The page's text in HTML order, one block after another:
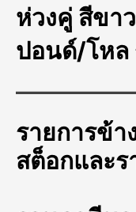
ห่วงคู่ สีขา
ปอนด์/โหล
รายการข้
สต็อกและร